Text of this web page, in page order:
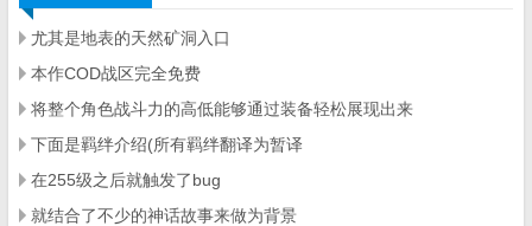
尤其是地表的天然矿洞入口
本作COD战区完全免费
将整个角色战斗力的高低能够通过装备轻松展现出来
下面是羁绊介绍(所有羁绊翻译为暂译
在255级之后就触发了bug
就结合了不少的神话故事来做为背景